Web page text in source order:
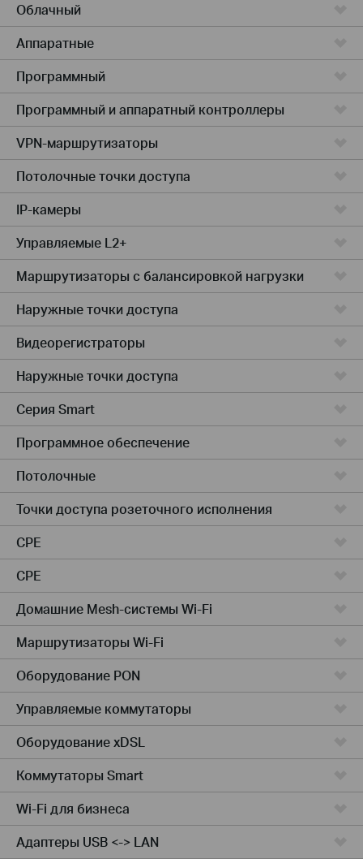
Облачный
Аппаратные
Программный
Программный и аппаратный контроллеры
VPN-маршрутизаторы
Потолочные точки доступа
IP-камеры
Управляемые L2+
Маршрутизаторы с балансировкой нагрузки
Наружные точки доступа
Видеорегистраторы
Наружные точки доступа
Серия Smart
Программное обеспечение
Потолочные
Точки доступа розеточного исполнения
CPE
CPE
Домашние Mesh-системы Wi-Fi
Маршрутизаторы Wi-Fi
Оборудование PON
Управляемые коммутаторы
Оборудование xDSL
Коммутаторы Smart
Wi-Fi для бизнеса
Адаптеры USB <-> LAN